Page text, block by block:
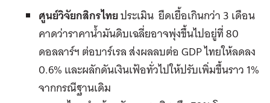
ศูนย์วิจัยกสิกรไทยประเมิน ยืดเยื้อเกินกว่า 3 เดือน
คาดว่าราคาน้ำมันดิบเฉลี่ยอาจพุ่งขึ้นไปอยู่ที่ 80
ดอลลาร์ฯ ต่อบาร์เรล ส่งผลลบต่อ GDP ไทยให้ลดลง
0.6% และผลักดันเงินเฟ้อทั่วไปให้ปรับเพิ่มขึ้นราว 1%
จากกรณีฐานเดิม